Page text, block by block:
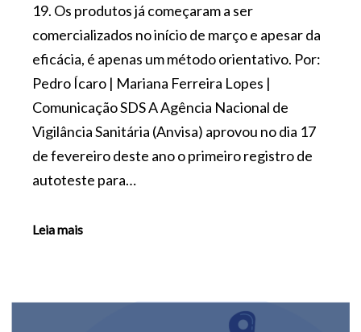
19. Os produtos já começaram a ser
comercializados no início de março e apesar da
eficácia, é apenas um método orientativo. Por:
Pedro Ícaro | Mariana Ferreira Lopes |
Comunicação SDS A Agência Nacional de
Vigilância Sanitária (Anvisa) aprovou no dia 17
de fevereiro deste ano o primeiro registro de
autoteste para…
Leia mais